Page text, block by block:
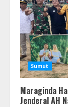
Sumut
Maraginda
Jenderal AH